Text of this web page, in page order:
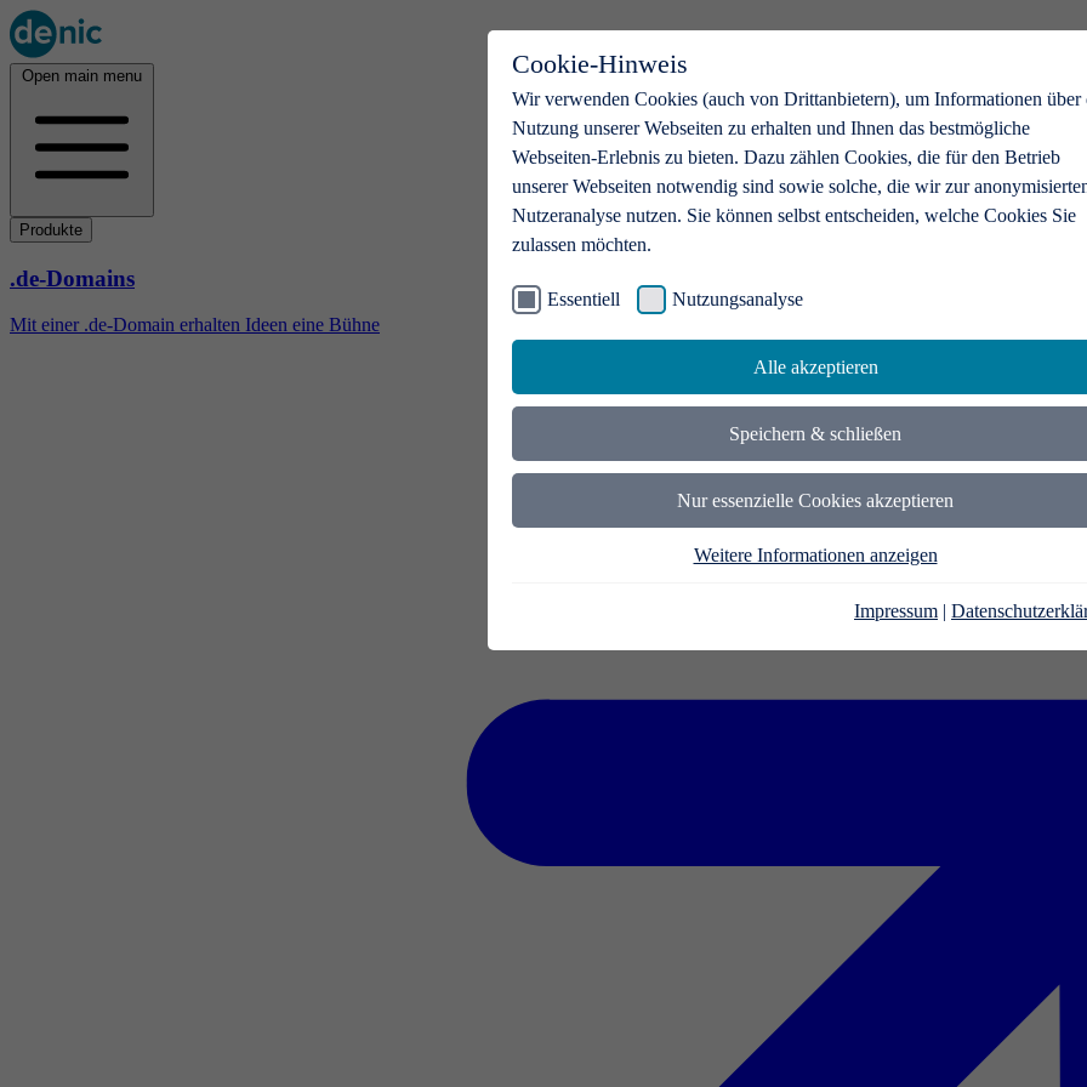
Cookie-Hinweis
Wir verwenden Cookies (auch von Drittanbietern), um Informationen über
Nutzung unserer Webseiten zu erhalten und Ihnen das bestmögliche
Webseiten-Erlebnis zu bieten. Dazu zählen Cookies, die für den Betrieb
unserer Webseiten notwendig sind sowie solche, die wir zur
Nutzeranalyse nutzen. Sie können selbst entscheiden, welche Cookies Sie
zulassen möchten.
Essentiell Nutzungsanalyse
Alle akzeptieren
Speichern & schließen
Nur essenzielle Cookies akzeptieren
Weitere Informationen anzeigen
Impressum |
Open main menu
Produkte
.de-Domains
Mit einer .de-Domain erhalten Ideen eine Bühne